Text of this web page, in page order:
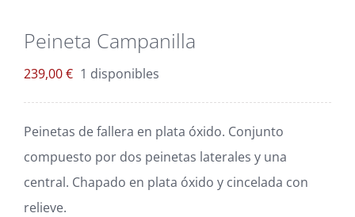
Peineta Campanilla
239,00€ 1 disponibles
Peinetas de fallera en plata óxido. Conjunto
compuesto por dos peinetas laterales y una
central. Chapado en plata óxido y cincelada con
relieve.